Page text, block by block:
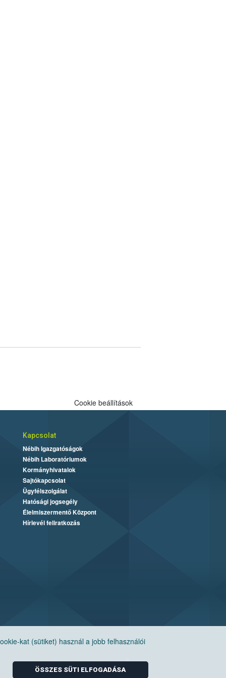
kat (sütiket) használ a jobb felhasználói
ÖSSZES SÜTI ELFOGADÁSA
Cookie beállítások
Kapcsolat
Nébih Igazgatóságok
Nébih Laboratóriumok
Kormányhivatalok
Sajtókapcsolat
Ügyfélszolgálat
Hatósági jogsegély
Élelmiszermentő Központ
Hírlevél feliratkozás